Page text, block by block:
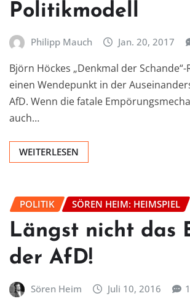
Politikmodell
Philipp Mauch Jan. 20, 2017
Björn Höckes „Denkmal der
einen Wendepunkt in der
AfD. Wenn die fatale
auch…
WEITERLESEN
POLITIK SÖREN HEIM: HEIMSPIEL
Längst nicht das
der AfD!
Sören Heim Juli 10, 2016 1